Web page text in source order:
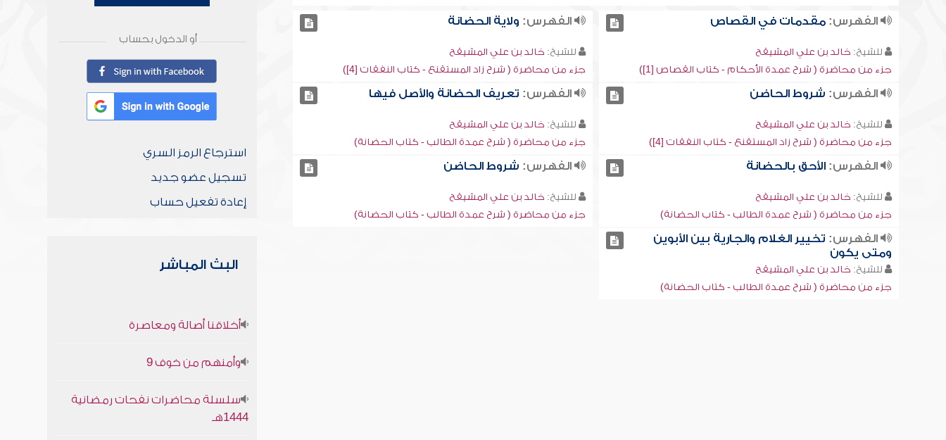
الفهرس:مقدمات في القصاص
للشيخ: خالد بن علي المشيقح
جزء من محاضرة ( شرح عمدة الأحكام - كتاب القصاص [1])
الفهرس: ولاية الحضانة
للشيخ: خالد بن علي المشيقح
جزء من محاضرة ( شرح زاد المستقنع - كتاب النفقات [4])
الفهرس: شروط الحاضن
للشيخ: خالد بن علي المشيقح
جزء من محاضرة ( شرح زاد المستقنع - كتاب النفقات [4])
الفهرس: تعريف الحضانة والأصل فيها
للشيخ: خالد بن علي المشيقح
جزء من محاضرة ( شرح عمدة الطالب - كتاب الحضانة)
الفهرس:الأحق بالحضانة
للشيخ: خالد بن علي المشيقح
جزء من محاضرة ( شرح عمدة الطالب - كتاب الحضانة)
الفهرس: شروط الحاضن
للشيخ: خالد بن علي المشيقح
جزء من محاضرة ( شرح عمدة الطالب - كتاب الحضانة)
الفهرس: تخيير الغلام والجارية بين الأبوين
ومتى يكون
للشيخ: خالد بن علي المشيقح
جزء من محاضرة ( شرح عمدة الطالب - كتاب الحضانة)
أو الدخول بحساب
استرجاع الرمز السري
تسجيل عضو جديد
إعادة تفعيل حساب
البث المباشر
أخلاقنا أصالة ومعاصرة
وأمنهم من خوف 9
سلسلة محاضرات نفحات رمضانية
1444هـ